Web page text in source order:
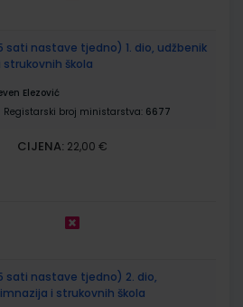
5 sati nastave tjedno) 1. dio, udžbenik
strukovnih škola
Elezović
Registarski broj ministarstva: 6677
CIJENA: 22,00 €
5 sati nastave tjedno) 2. dio,
i strukovnih škola